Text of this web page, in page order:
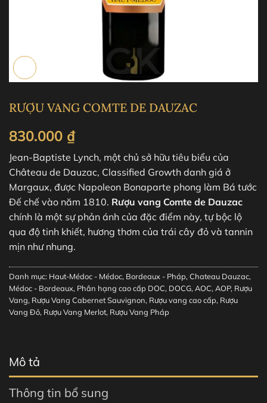
RƯỢU VANG COMTE DE DAUZAC
830.000 ₫
Jean-Baptiste Lynch, một chủ sở hữu tiêu biểu của
Château de Dauzac, Classified Growth danh giá ở
Margaux, được Napoleon Bonaparte phong làm Bá tước
Đế chế vào năm 1810. Rượu vang Comte de Dauzac
chính là một sự phản ánh của đặc điểm này, tự bộc lộ
qua độ tinh khiết, hương thơm của trái cây đỏ và tannin
mịn như nhung.
Danh mục: Haut-Médoc - Médoc, Bordeaux - Pháp, Chateau Dauzac,
Médoc - Bordeaux, Phân hạng cao cấp DOC, DOCG, AOC, AOP, Rượu
Vang, Rượu Vang Cabernet Sauvignon, Rượu vang cao cấp, Rượu
Vang Đỏ, Rượu Vang Merlot, Rượu Vang Pháp
Mô tả
Thông tin bổ sung